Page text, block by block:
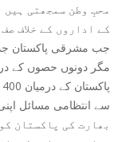
محبِ وطن سمجھتی ہیں
کے اداروں کے خلاف صف
جب مشرقی پاکستان
مگر دونوں حصوں کے
بھارت کی پاکستان